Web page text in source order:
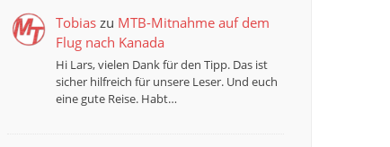
Tobiaszu MTB-Mitnahme auf dem
Flug nach Kanada
Hi Lars, vielen Dank für den Tipp. Das ist
sicher hilfreich für unsere Leser. Und euch
eine gute Reise. Habt…